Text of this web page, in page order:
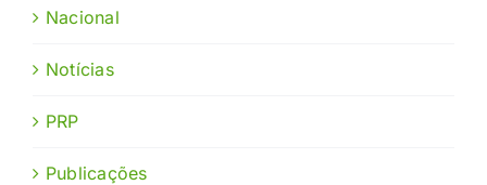
Nacional
Notícias
PRP
Publicações